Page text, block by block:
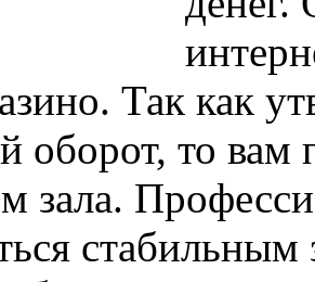
Так как
оборот, то вам
зала.